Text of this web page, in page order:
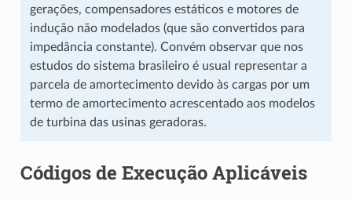
gerações, compensadores estáticos e motores de
indução não modelados (que são convertidos para
impedância constante). Convém observar que nos
estudos do sistema brasileiro é usual representar a
parcela de amortecimento devido às cargas por um
termo de amortecimento acrescentado aos modelos
de turbina das usinas geradoras.
Códigos de Execução Aplicáveis